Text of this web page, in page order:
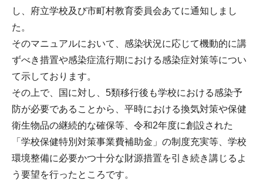
し、府立学校及び市町村教育委員会あてに通知しまし
た。
そのマニュアルにおいて、感染状況に応じて機動的に講
ずべき措置や感染症流行期における感染症対策等につい
て示しております。
その上で、国に対し、5類移行後も学校における感染予
防が必要であることから、平時における換気対策や保健
衛生物品の継続的な確保等、令和2年度に創設された
「学校保健特別対策事業費補助金」の制度充実等、学校
環境整備に必要かつ十分な財源措置を引き続き講じるよ
う要望を行ったところです。